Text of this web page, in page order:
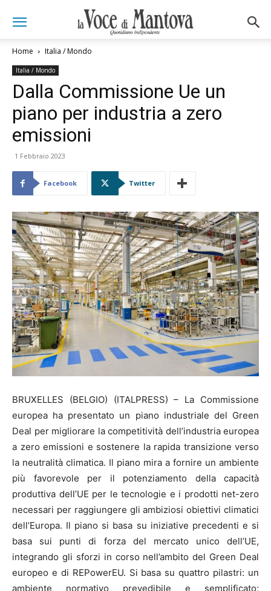
Home Italia / Mondo
Italia / Mondo
Dalla Commissione Ue un
piano per industria a zero
emissioni
1 Febbraio 2023
Facebook Twitter
BRUXELLES (BELGIO) (ITALPRESS) – La Commissione
europea ha presentato un piano industriale del Green
Deal per migliorare la competitività dell’industria europea
a zero emissioni e sostenere la rapida transizione verso
la neutralità climatica. Il piano mira a fornire un ambiente
più favorevole per il potenziamento della capacità
produttiva dell’UE per le tecnologie e i prodotti net-zero
necessari per raggiungere gli ambiziosi obiettivi climatici
dell’Europa. Il piano si basa su iniziative precedenti e si
basa sui punti di forza del mercato unico dell’UE,
integrando gli sforzi in corso nell’ambito del Green Deal
europeo e di REPowerEU. Si basa su quattro pilastri: un
ambiente normativo prevedibile e semplificato;